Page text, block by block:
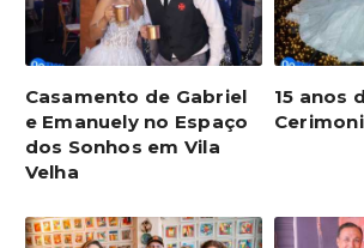
Casamento de Gabriel
e Emanuely no Espaço
dos Sonhos em Vila
Velha
15 anos